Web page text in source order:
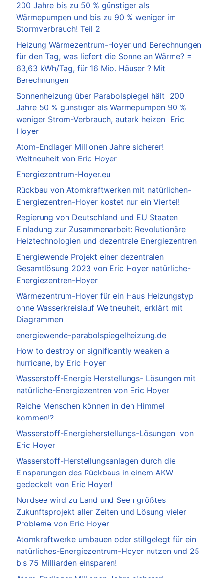
200 Jahre bis zu 50 % günstiger als
Wärmepumpen und bis zu 90 % weniger im
Stormverbrauch! Teil 2
Heizung Wärmezentrum-Hoyer und Berechnungen
für den Tag, was liefert die Sonne an Wärme? =
63,63 kWh/Tag, für 16 Mio. Häuser ? Mit
Berechnungen
Sonnenheizung über Parabolspiegel hält 200
Jahre 50 % günstiger als Wärmepumpen 90 %
weniger Strom-Verbrauch, autark heizen Eric
Hoyer
Atom-Endlager Millionen Jahre sicherer!
Weltneuheit von Eric Hoyer
Energiezentrum-Hoyer.eu
Rückbau von Atomkraftwerken mit natürlichen-
Energiezentren-Hoyer kostet nur ein Viertel!
Regierung von Deutschland und EU Staaten
Einladung zur Zusammenarbeit: Revolutionäre
Heiztechnologien und dezentrale Energiezentren
Energiewende Projekt einer dezentralen
Gesamtlösung 2023 von Eric Hoyer natürliche-
Energiezentren-Hoyer
Wärmezentrum-Hoyer für ein Haus Heizungstyp
ohne Wasserkreislauf Weltneuheit, erklärt mit
Diagrammen
energiewende-parabolspiegelheizung.de
How to destroy or significantly weaken a
hurricane, by Eric Hoyer
Wasserstoff-Energie Herstellungs- Lösungen mit
natürliche-Energiezentren von Eric Hoyer
Reiche Menschen können in den Himmel
kommen!?
Wasserstoff-Energieherstellungs-Lösungen von
Eric Hoyer
Wasserstoff-Herstellungsanlagen durch die
Einsparungen des Rückbaus in einem AKW
gedeckelt von Eric Hoyer!
Nordsee wird zu Land und Seen größtes
Zukunftsprojekt aller Zeiten und Lösung vieler
Probleme von Eric Hoyer
Atomkraftwerke umbauen oder stillgelegt für ein
natürliches-Energiezentrum-Hoyer nutzen und 25
bis 75 Milliarden einsparen!